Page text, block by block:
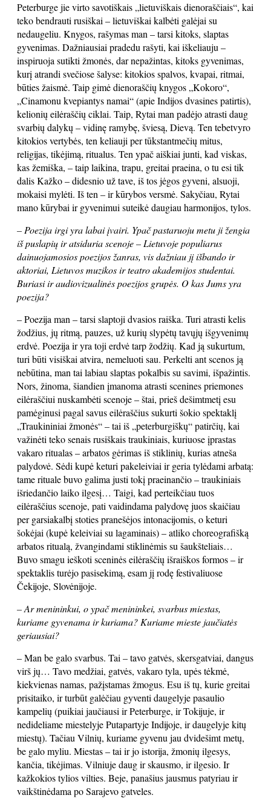
Peterburge jie virto savotiškais „lietuviškais dienoraščiais“, kai
teko bendrauti rusiškai – lietuviškai kalbėti galėjai su
nedaugeliu. Knygos, rašymas man – tarsi kitoks, slaptas
gyvenimas. Dažniausiai pradedu rašyti, kai iškeliauju –
inspiruoja sutikti žmonės, dar nepažintas, kitoks gyvenimas,
kurį atrandi svečiose šalyse: kitokios spalvos, kvapai, ritmai,
būties žaismė. Taip gimė dienoraščių knygos „Kokoro“,
„Cinamonu kvepiantys namai“ (apie Indijos dvasines patirtis),
kelionių eilėraščių ciklai. Taip, Rytai man padėjo atrasti daug
svarbių dalykų – vidinę ramybę, šviesą, Dievą. Ten tebetvyro
kitokios vertybės, ten keliauji per tūkstantmečių mitus,
religijas, tikėjimą, ritualus. Ten ypač aiškiai junti, kad viskas,
kas žemiška, – taip laikina, trapu, greitai praeina, o tu esi tik
dalis Kažko – didesnio už tave, iš tos jėgos gyveni, alsuoji,
mokaisi mylėti. Iš ten – ir kūrybos versmė. Sakyčiau, Rytai
mano kūrybai ir gyvenimui suteikė daugiau harmonijos, tylos.
– Poezija irgi yra labai įvairi. Ypač pastaruoju metu ji žengia
iš puslapių ir atsiduria scenoje – Lietuvoje populiarus
dainuojamosios poezijos žanras, vis dažniau jį išbando ir
aktoriai, Lietuvos muzikos ir teatro akademijos studentai.
Buriasi ir audiovizualinės poezijos grupės. O kas Jums yra
poezija?
– Poezija man – tarsi slaptoji dvasios raiška. Turi atrasti kelis
žodžius, jų ritmą, pauzes, už kurių slypėtų tavųjų išgyvenimų
erdvė. Poezija ir yra toji erdvė tarp žodžių. Kad ją sukurtum,
turi būti visiškai atvira, nemeluoti sau. Perkelti ant scenos ją
nebūtina, man tai labiau slaptas pokalbis su savimi, išpažintis.
Nors, žinoma, šiandien įmanoma atrasti scenines priemones
eilėraščiui nuskambėti scenoje – štai, prieš dešimtmetį esu
pamėginusi pagal savus eilėraščius sukurti šokio spektaklį
„Traukininiai žmonės“ – tai iš „peterburgiškų“ patirčių, kai
važinėti teko senais rusiškais traukiniais, kuriuose įprastas
vakaro ritualas – arbatos gėrimas iš stiklinių, kurias atneša
palydovė. Sėdi kupė keturi pakeleiviai ir geria tylėdami arbatą:
tame rituale buvo galima justi tokį praeinančio – traukiniais
išriedančio laiko ilgesį… Taigi, kad perteikčiau tuos
eilėraščius scenoje, pati vaidindama palydovę juos skaičiau
per garsiakalbį stoties pranešėjos intonacijomis, o keturi
šokėjai (kupė keleiviai su lagaminais) – atliko choreografišką
arbatos ritualą, žvangindami stiklinėmis su šaukšteliais…
Buvo smagu ieškoti sceninės eilėraščių išraiškos formos – ir
spektaklis turėjo pasisekimą, esam jį rodę festivaliuose
Čekijoje, Slovėnijoje.
– Ar menininkui, o ypač menininkei, svarbus miestas,
kuriame gyvenama ir kuriama? Kuriame mieste jaučiatės
geriausiai?
– Man be galo svarbus. Tai – tavo gatvės, skersgatviai, dangus
virš jų… Tavo medžiai, gatvės, vakaro tyla, upės tėkmė,
kiekvienas namas, pažįstamas žmogus. Esu iš tų, kurie greitai
prisitaiko, ir turbūt galėčiau gyventi daugelyje pasaulio
kampelių (puikiai jaučiausi ir Peterburge, ir Tokijuje, ir
nedideliame miestelyje Putapartyje Indijoje, ir daugelyje kitų
miestų). Tačiau Vilnių, kuriame gyvenu jau dvidešimt metų,
be galo myliu. Miestas – tai ir jo istorija, žmonių ilgesys,
kančia, tikėjimas. Vilniuje daug ir skausmo, ir ilgesio. Ir
kažkokios tylios vilties. Beje, panašius jausmus patyriau ir
vaikštinėdama po Sarajevo gatveles.